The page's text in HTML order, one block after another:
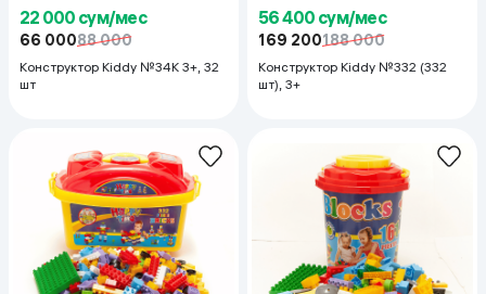
22 000 сум/мес
66 00088 000
Конструктор Kiddy №34К 3+, 32
шт
56 400 сум/мес
169 200188 000
Конструктор Kiddy №332 (332
шт), 3+